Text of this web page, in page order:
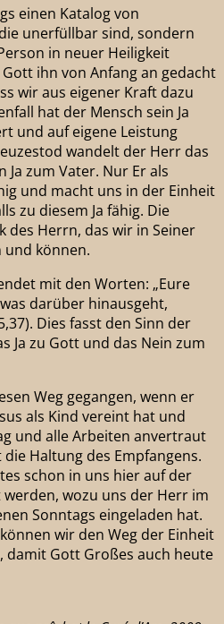
einen Katalog von
unerfüllbar sind, sondern
in neuer Heiligkeit
ihn von Anfang an gedacht
wir aus eigener Kraft dazu
hat der Mensch sein Ja
und auf eigene Leistung
wandelt der Herr das
zum Vater. Nur Er als
und macht uns in der Einheit
zu diesem Ja fähig. Die
des Herrn, das wir in Seiner
und können.
mit den Worten: „Eure
darüber hinausgeht,
Dies fasst den Sinn der
Ja zu Gott und das Nein zum
Weg gegangen, wenn er
als Kind vereint hat und
und alle Arbeiten anvertraut
Haltung des Empfangens.
schon in uns hier auf der
werden, wozu uns der Herr im
Sonntags eingeladen hat.
wir den Weg der Einheit
damit Gott Großes auch heute